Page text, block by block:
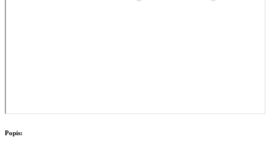
Popis: